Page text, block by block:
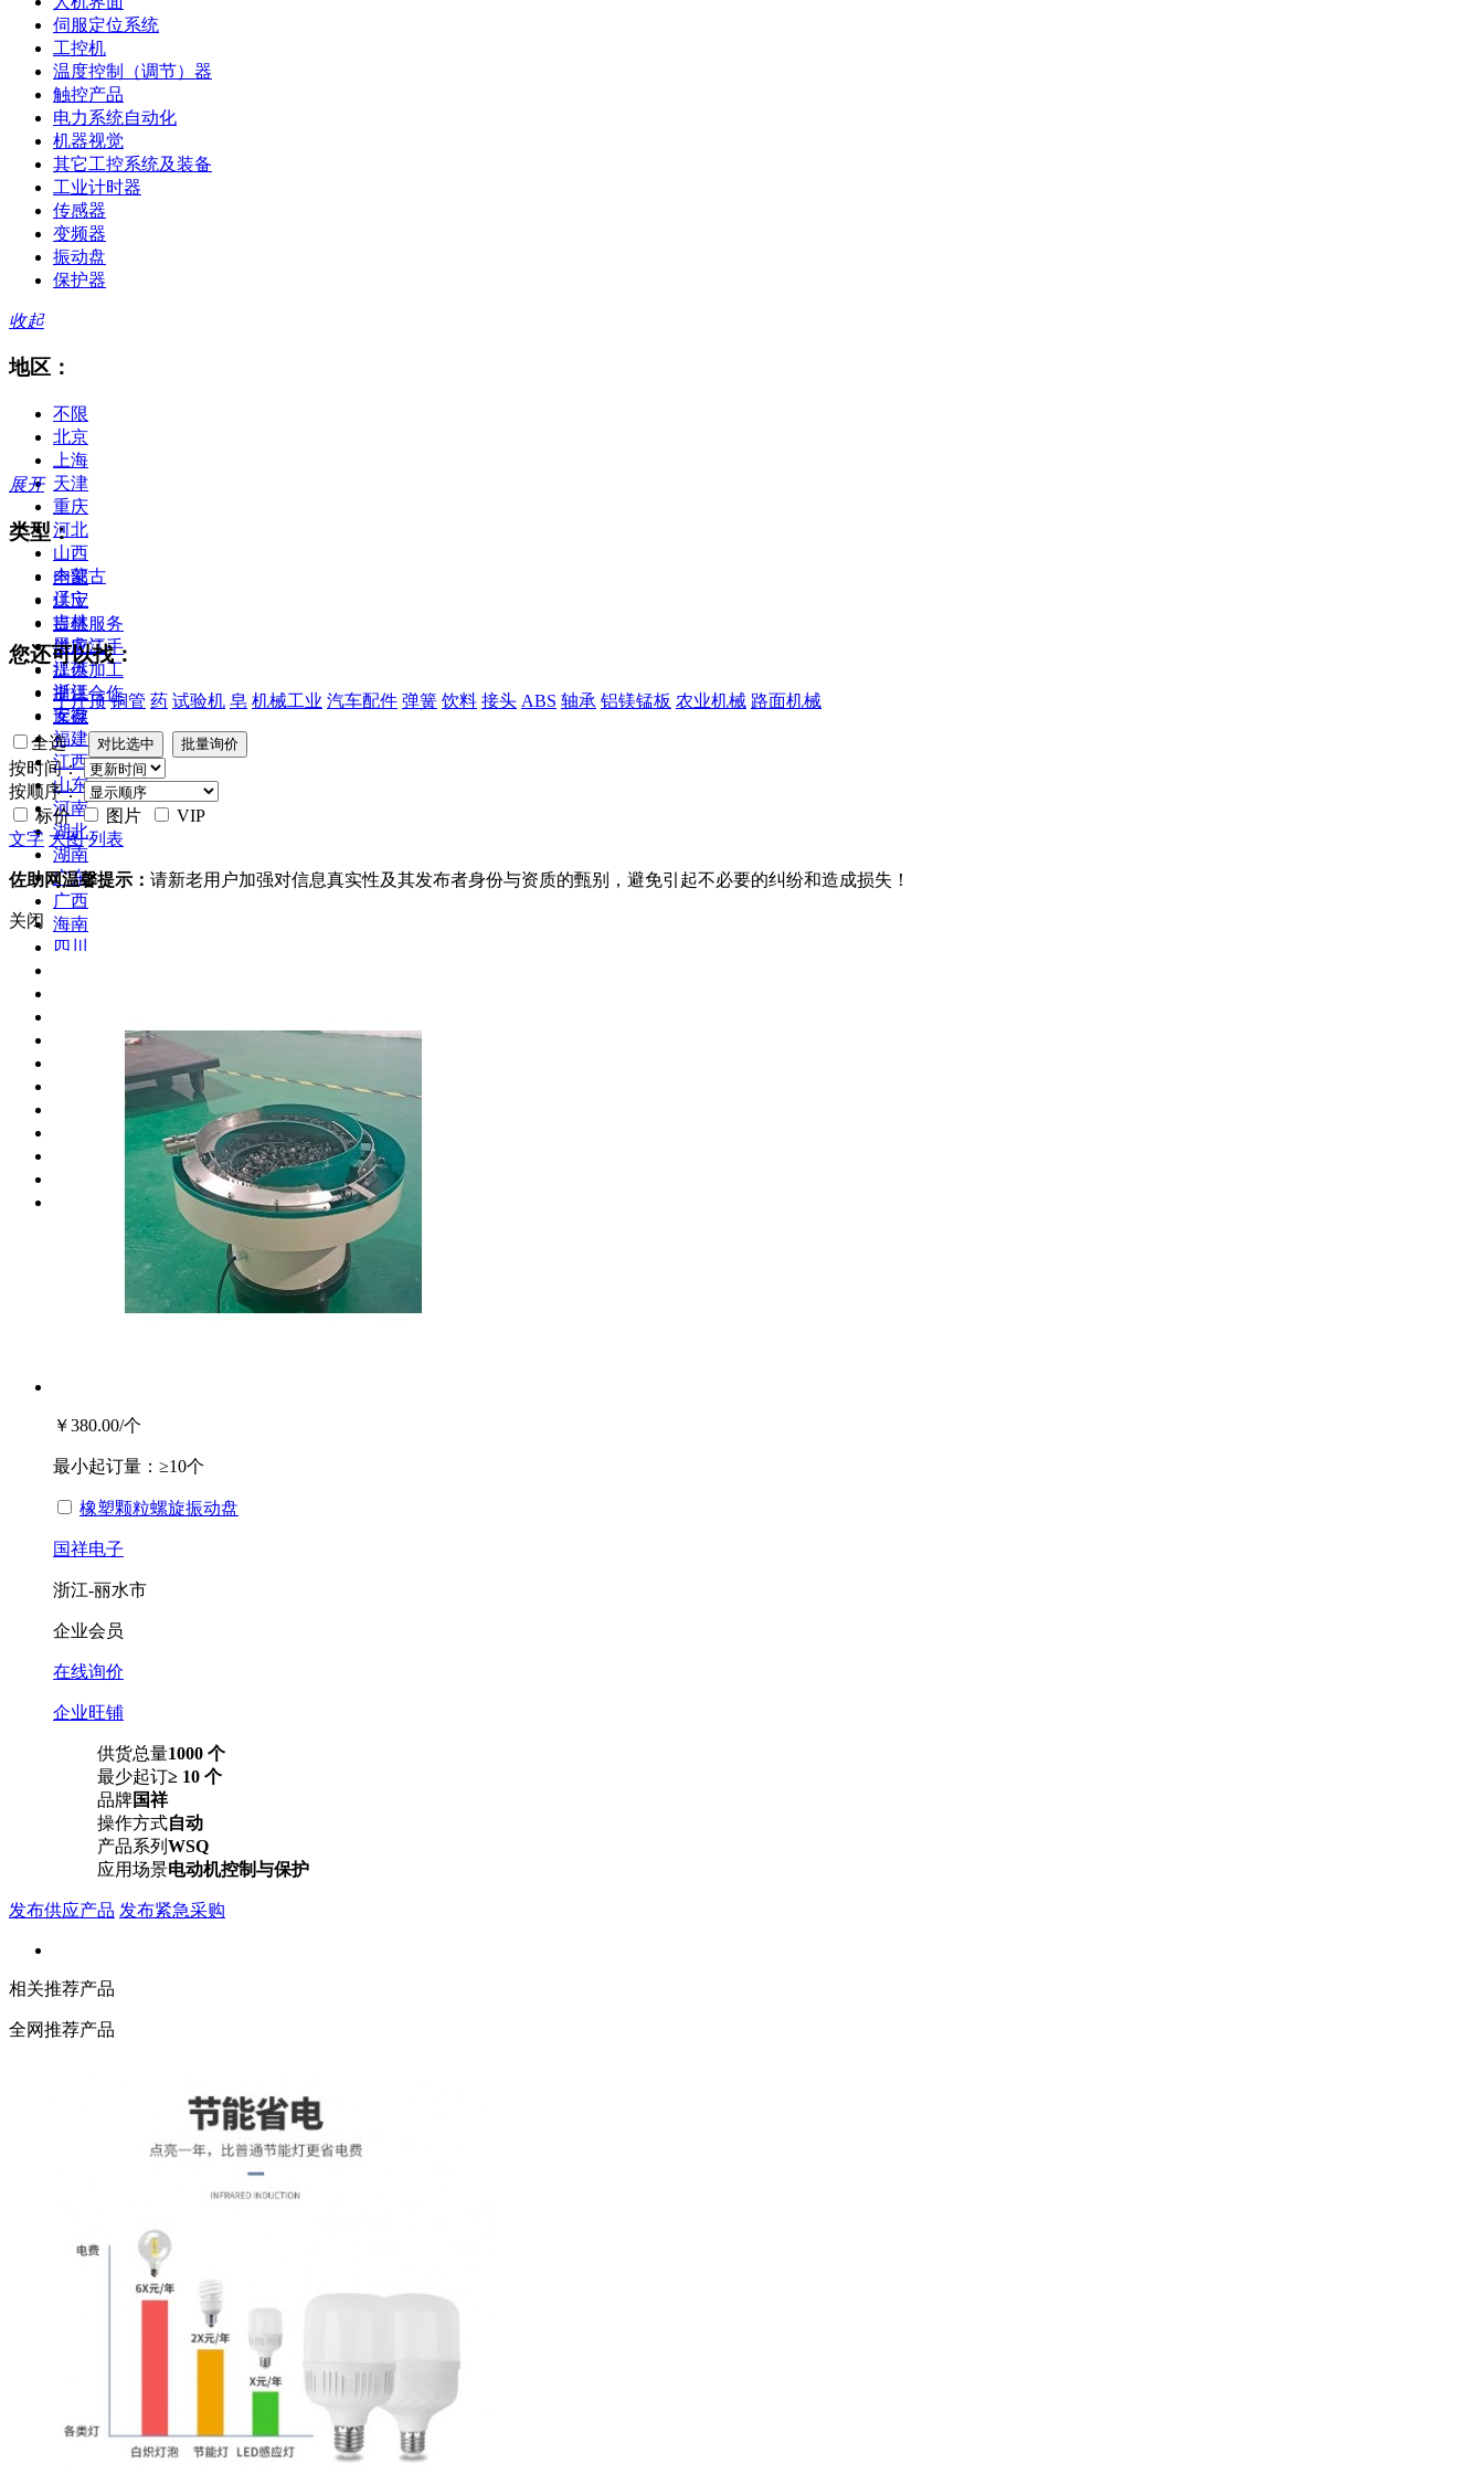
伺服定位系统
工控机
温度控制（调节）器
触控产品
电力系统自动化
机器视觉
其它工控系统及装备
工业计时器
传感器
变频器
振动盘
保护器
收起
地区：
不限
北京
上海
天津
重庆
河北
山西
内蒙古
辽宁
吉林
黑龙江
江苏
浙江
安徽
福建
江西
山东
河南
湖北
湖南
广东
广西
海南
四川
展开
类型：
全部
供应
提供服务
供应二手
提供加工
提供合作
库存
您还可以找：
千斤顶 铜管 药 试验机 皂 机械工业 汽车配件 弹簧 饮料 接头 ABS 轴承 铝镁锰板 农业机械 路面机械
全选
按时间：
按顺序：
标价
图片
VIP
文字 大图 列表
佐助网温馨提示： 请新老用户加强对信息真实性及其发布者身份与资质的甄别，避免引起不必要的纠纷和造成损失！
关闭
￥380.00/个
最小起订量： ≥10个
橡塑颗粒螺旋振动盘
国祥电子
浙江-丽水市
企业会员
在线询价
企业旺铺
供货总量1000 个
最少起订≥ 10 个
品牌国祥
操作方式自动
产品系列 WSQ
应用场景电动机控制与保护
发布供应产品 发布紧急采购
相关推荐产品
全网推荐产品